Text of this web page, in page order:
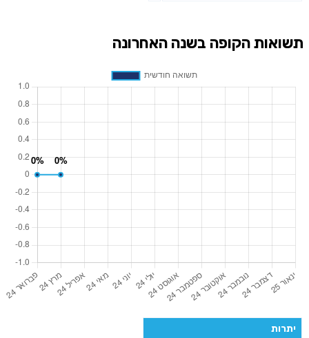
תשואות הקופה בשנה האחרונה
יתרות